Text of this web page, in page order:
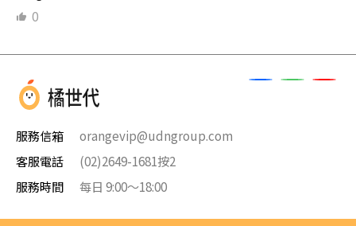
0
服務信箱
orangevip@udngroup.com
客服電話
(02)2649-1681按2
服務時間
每日 9:00～18:00